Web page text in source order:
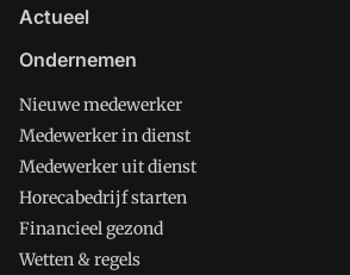
Actueel
Ondernemen
Nieuwe medewerker
Medewerker in dienst
Medewerker uit dienst
Horecabedrijf starten
Financieel gezond
Wetten & regels